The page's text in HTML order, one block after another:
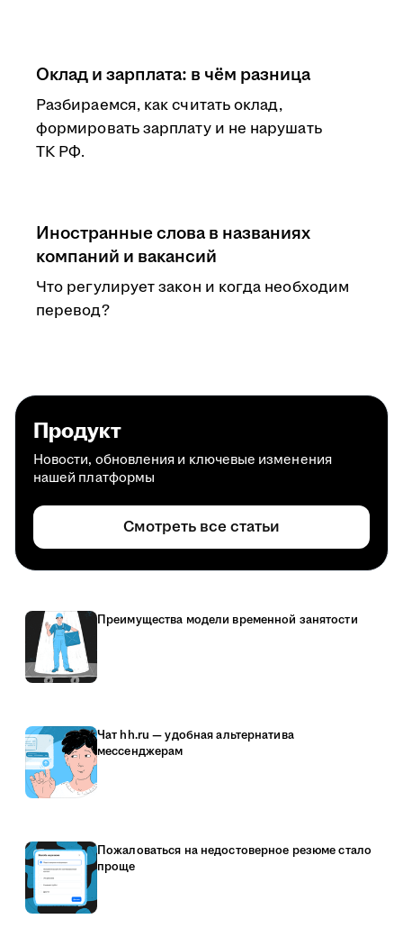
Оклад и зарплата: в чём разница
Разбираемся, как считать оклад,
формировать зарплату и не нарушать
ТК РФ.
Иностранные слова в названиях
компаний и вакансий
Что регулирует закон и когда необходим
перевод?
Продукт
Новости, обновления и ключевые изменения
нашей платформы
Смотреть все статьи
Преимущества модели временной занятости
Чат hh.ru — удобная альтернатива
мессенджерам
Пожаловаться на недостоверное резюме стало
проще